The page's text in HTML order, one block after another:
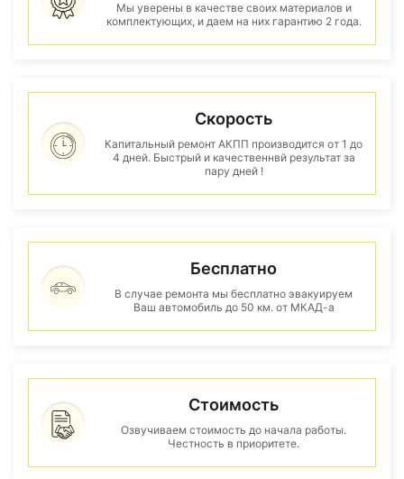
Мы уверены в качестве своих материалов и
комплектующих, и даем на них гарантию 2 года.
Скорость
Капитальный ремонт АКПП производится от 1 до
4 дней. Быстрый и качественнвй результат за
пару дней !
Бесплатно
В случае ремонта мы бесплатно эвакуируем
Ваш автомобиль до 50 км. от МКАД-а
Стоимость
Озвучиваем стоимость до начала работы.
Честность в приоритете.